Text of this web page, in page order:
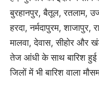
बुरहानपुर, बैतूल, रतलाम,
हरदा, नर्मदापुरम, शाजापुर,
मालवा, देवास, सीहोर और
तेज आंधी के साथ बारिश
जिलों में भी बारिश वाला